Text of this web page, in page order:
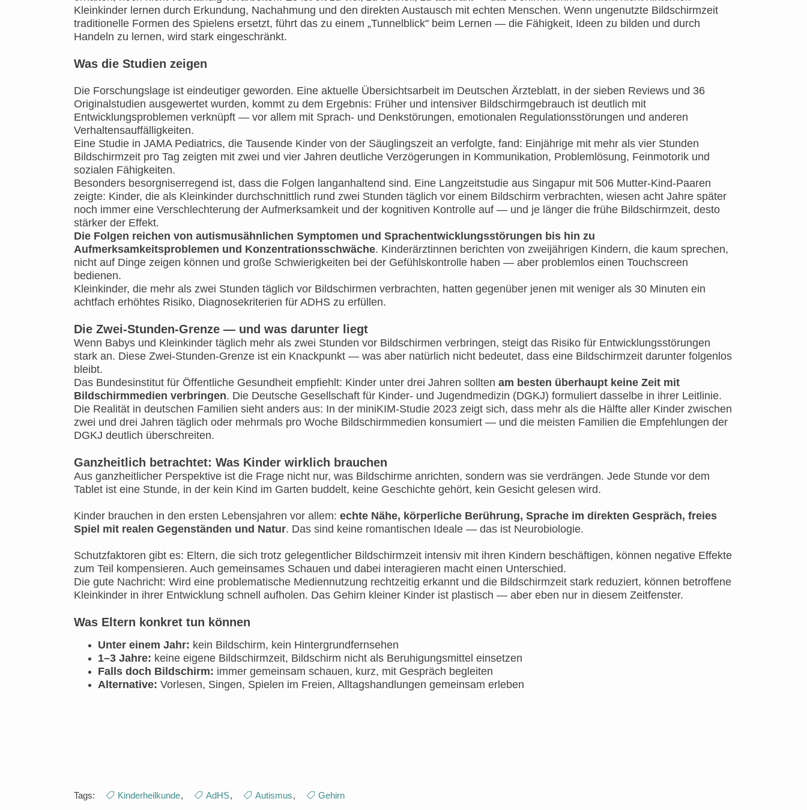
Kleinkinder lernen durch Erkundung, Nachahmung und den direkten Austausch mit echten Menschen. Wenn ungenutzte Bildschirmzeit
traditionelle Formen des Spielens ersetzt, führt das zu einem „Tunnelblick" beim Lernen — die Fähigkeit, Ideen zu bilden und durch
Handeln zu lernen, wird stark eingeschränkt.
Was die Studien zeigen
Die Forschungslage ist eindeutiger geworden. Eine aktuelle Übersichtsarbeit im Deutschen Ärzteblatt, in der sieben Reviews und 36
Originalstudien ausgewertet wurden, kommt zu dem Ergebnis: Früher und intensiver Bildschirmgebrauch ist deutlich mit
Entwicklungsproblemen verknüpft — vor allem mit Sprach- und Denkstörungen, emotionalen Regulationsstörungen und anderen
Verhaltensauffälligkeiten.
Eine Studie in JAMA Pediatrics, die Tausende Kinder von der Säuglingszeit an verfolgte, fand: Einjährige mit mehr als vier Stunden
Bildschirmzeit pro Tag zeigten mit zwei und vier Jahren deutliche Verzögerungen in Kommunikation, Problemlösung, Feinmotorik und
sozialen Fähigkeiten.
Besonders besorgniserregend ist, dass die Folgen langanhaltend sind. Eine Langzeitstudie aus Singapur mit 506 Mutter-Kind-Paaren
zeigte: Kinder, die als Kleinkinder durchschnittlich rund zwei Stunden täglich vor einem Bildschirm verbrachten, wiesen acht Jahre später
noch immer eine Verschlechterung der Aufmerksamkeit und der kognitiven Kontrolle auf — und je länger die frühe Bildschirmzeit, desto
stärker der Effekt.
Die Folgen reichen von autismusähnlichen Symptomen und Sprachentwicklungsstörungen bis hin zu
Aufmerksamkeitsproblemen und Konzentrationsschwäche. Kinderärztinnen berichten von zweijährigen Kindern, die kaum sprechen,
nicht auf Dinge zeigen können und große Schwierigkeiten bei der Gefühlskontrolle haben — aber problemlos einen Touchscreen
bedienen.
Kleinkinder, die mehr als zwei Stunden täglich vor Bildschirmen verbrachten, hatten gegenüber jenen mit weniger als 30 Minuten ein
achtfach erhöhtes Risiko, Diagnosekriterien für ADHS zu erfüllen.
Die Zwei-Stunden-Grenze — und was darunter liegt
Wenn Babys und Kleinkinder täglich mehr als zwei Stunden vor Bildschirmen verbringen, steigt das Risiko für Entwicklungsstörungen
stark an. Diese Zwei-Stunden-Grenze ist ein Knackpunkt — was aber natürlich nicht bedeutet, dass eine Bildschirmzeit darunter folgenlos
bleibt.
Das Bundesinstitut für Öffentliche Gesundheit empfiehlt: Kinder unter drei Jahren sollten am besten überhaupt keine Zeit mit
Bildschirmmedien verbringen. Die Deutsche Gesellschaft für Kinder- und Jugendmedizin (DGKJ) formuliert dasselbe in ihrer Leitlinie.
Die Realität in deutschen Familien sieht anders aus: In der miniKIM-Studie 2023 zeigt sich, dass mehr als die Hälfte aller Kinder zwischen
zwei und drei Jahren täglich oder mehrmals pro Woche Bildschirmmedien konsumiert — und die meisten Familien die Empfehlungen der
DGKJ deutlich überschreiten.
Ganzheitlich betrachtet: Was Kinder wirklich brauchen
Aus ganzheitlicher Perspektive ist die Frage nicht nur, was Bildschirme anrichten, sondern was sie verdrängen. Jede Stunde vor dem
Tablet ist eine Stunde, in der kein Kind im Garten buddelt, keine Geschichte gehört, kein Gesicht gelesen wird.
Kinder brauchen in den ersten Lebensjahren vor allem: echte Nähe, körperliche Berührung, Sprache im direkten Gespräch, freies
Spiel mit realen Gegenständen und Natur. Das sind keine romantischen Ideale — das ist Neurobiologie.
Schutzfaktoren gibt es: Eltern, die sich trotz gelegentlicher Bildschirmzeit intensiv mit ihren Kindern beschäftigen, können negative Effekte
zum Teil kompensieren. Auch gemeinsames Schauen und dabei interagieren macht einen Unterschied.
Die gute Nachricht: Wird eine problematische Mediennutzung rechtzeitig erkannt und die Bildschirmzeit stark reduziert, können betroffene
Kleinkinder in ihrer Entwicklung schnell aufholen. Das Gehirn kleiner Kinder ist plastisch — aber eben nur in diesem Zeitfenster.
Was Eltern konkret tun können
Unter einem Jahr: kein Bildschirm, kein Hintergrundfernsehen
1–3 Jahre: keine eigene Bildschirmzeit, Bildschirm nicht als Beruhigungsmittel einsetzen
Falls doch Bildschirm: immer gemeinsam schauen, kurz, mit Gespräch begleiten
Alternative: Vorlesen, Singen, Spielen im Freien, Alltagshandlungen gemeinsam erleben
Tags: Kinderheilkunde, AdHS, Autismus, Gehirn